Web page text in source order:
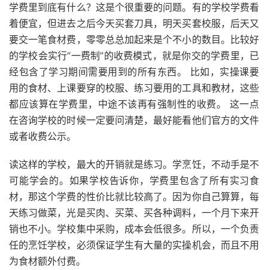
学费里到底有什么？这是个很重要的问题。有的学校学费看
着便宜，但进去之后今天买套刀具，明天买套校服，后天又
要交一笔食材费，零零总总加起来是个不小的数目。比较好
的学校会实行“一费制”的收费模式，就是你交的学费里，已
经包含了学习期间需要用到的所有东西。 比如，实操课要
用的食材、上课要穿的校服、练习要用的工具和教材，这些
都应该算在学费里，中途不该再有强制性的收费。 这一点
在咨询学校的时候一定要问清楚，最好能看他们官方的文件
或者收费公示。
读这样的学校，最大的开销就是练习。学烹饪，不动手是不
可能学会的。如果学校告诉你，学费里包含了所有实习食
材，那这个学费的性价比就比较高了。因为你自己算算，每
天练习做菜，光是买肉、买菜、买各种调料，一个月下来开
销也不小。学校集中采购，成本会低很多。所以，一个负责
任的烹饪学校，必须保证学生有大量的实操机会，而且不用
为食材额外付费。